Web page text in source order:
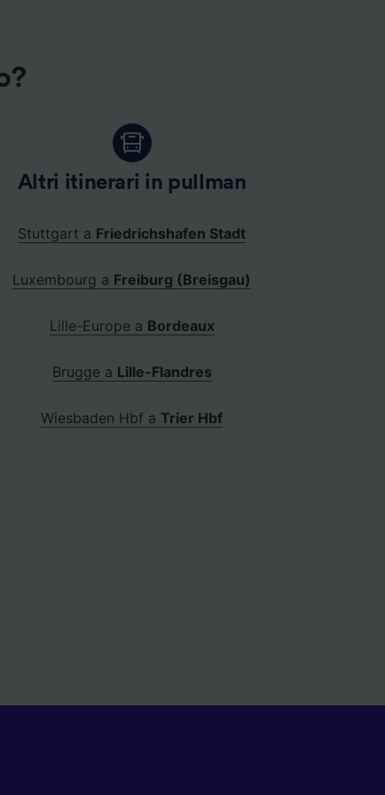
Altri itinerari in pullman
Stuttgart a Friedrichshafen Stadt
Luxembourg a Freiburg (Breisgau)
Lille-Europe a Bordeaux
Brugge a Lille-Flandres
Wiesbaden Hbf a Trier Hbf